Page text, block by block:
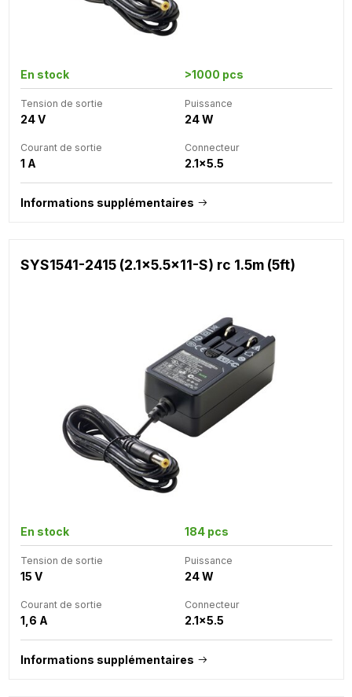
En stock >1000 pcs
Tension de sortie
24 V
Puissance
24 W
Courant de sortie
1 A
Connecteur
2.1x5.5
Informations supplémentaires
SYS1541-2415 (2.1x5.5x11-S) rc 1.5m (5ft)
En stock 184 pcs
Tension de sortie
15 V
Puissance
24 W
Courant de sortie
1,6 A
Connecteur
2.1x5.5
Informations supplémentaires